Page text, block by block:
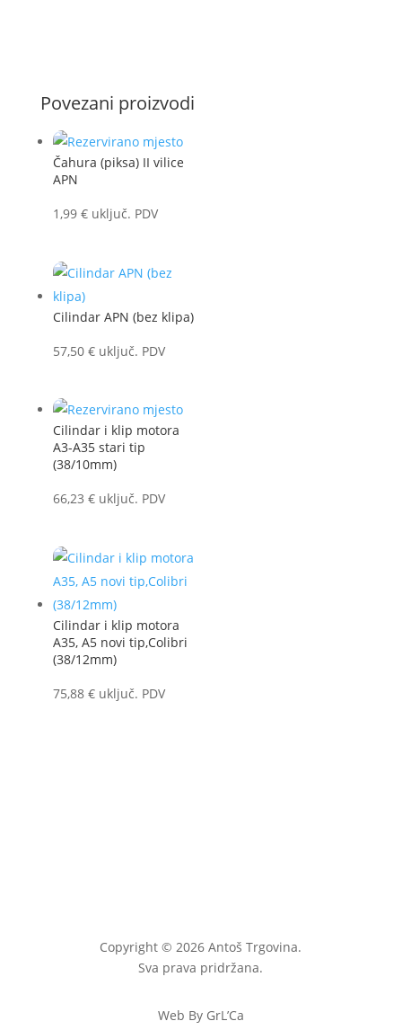
Povezani proizvodi
Čahura (piksa) II vilice
APN
1,99 € uključ. PDV
Cilindar APN (bez klipa)
57,50 € uključ. PDV
Cilindar i klip motora
A3-A35 stari tip
(38/10mm)
66,23 € uključ. PDV
Cilindar i klip motora
A35, A5 novi tip,Colibri
(38/12mm)
75,88 € uključ. PDV
Copyright © 2026 Antoš Trgovina.
Sva prava pridržana.
Web By GrL’Ca